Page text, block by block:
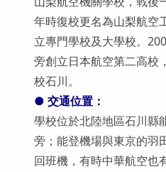
年時復校更名為山梨航空
立專門學校及大學校。
旁創立日本航空第二高校
校石川。
● 交通位置：
學校位於北陸地區石川縣
旁；能登機場與東京的羽
回班機，有時中華航空也